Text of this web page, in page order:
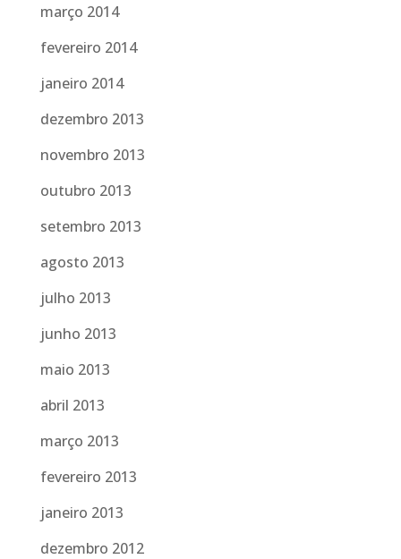
março 2014
fevereiro 2014
janeiro 2014
dezembro 2013
novembro 2013
outubro 2013
setembro 2013
agosto 2013
julho 2013
junho 2013
maio 2013
abril 2013
março 2013
fevereiro 2013
janeiro 2013
dezembro 2012